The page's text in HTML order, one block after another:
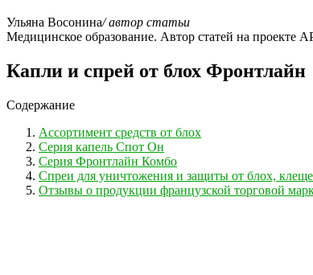
Ульяна Восонина/ автор статьи
Медицинское образование. Автор статей на проекте
Капли и спрей от блох Фронтлайн
Содержание
Ассортимент средств от блох
Серия капель Спот Он
Серия Фронтлайн Комбо
Спреи для уничтожения и защиты от блох,
Отзывы о продукции французской торговой